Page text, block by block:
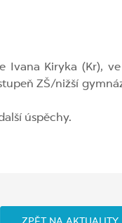
Ivana Kiryka (Kr),
ZŠ/nižší
úspěchy.